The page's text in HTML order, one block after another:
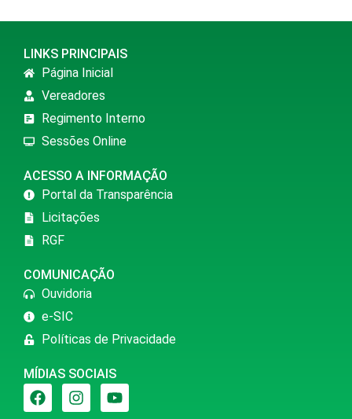
LINKS PRINCIPAIS
Página Inicial
Vereadores
Regimento Interno
Sessões Online
ACESSO A INFORMAÇÃO
Portal da Transparência
Licitações
RGF
COMUNICAÇÃO
Ouvidoria
e-SIC
Políticas de Privacidade
MÍDIAS SOCIAIS